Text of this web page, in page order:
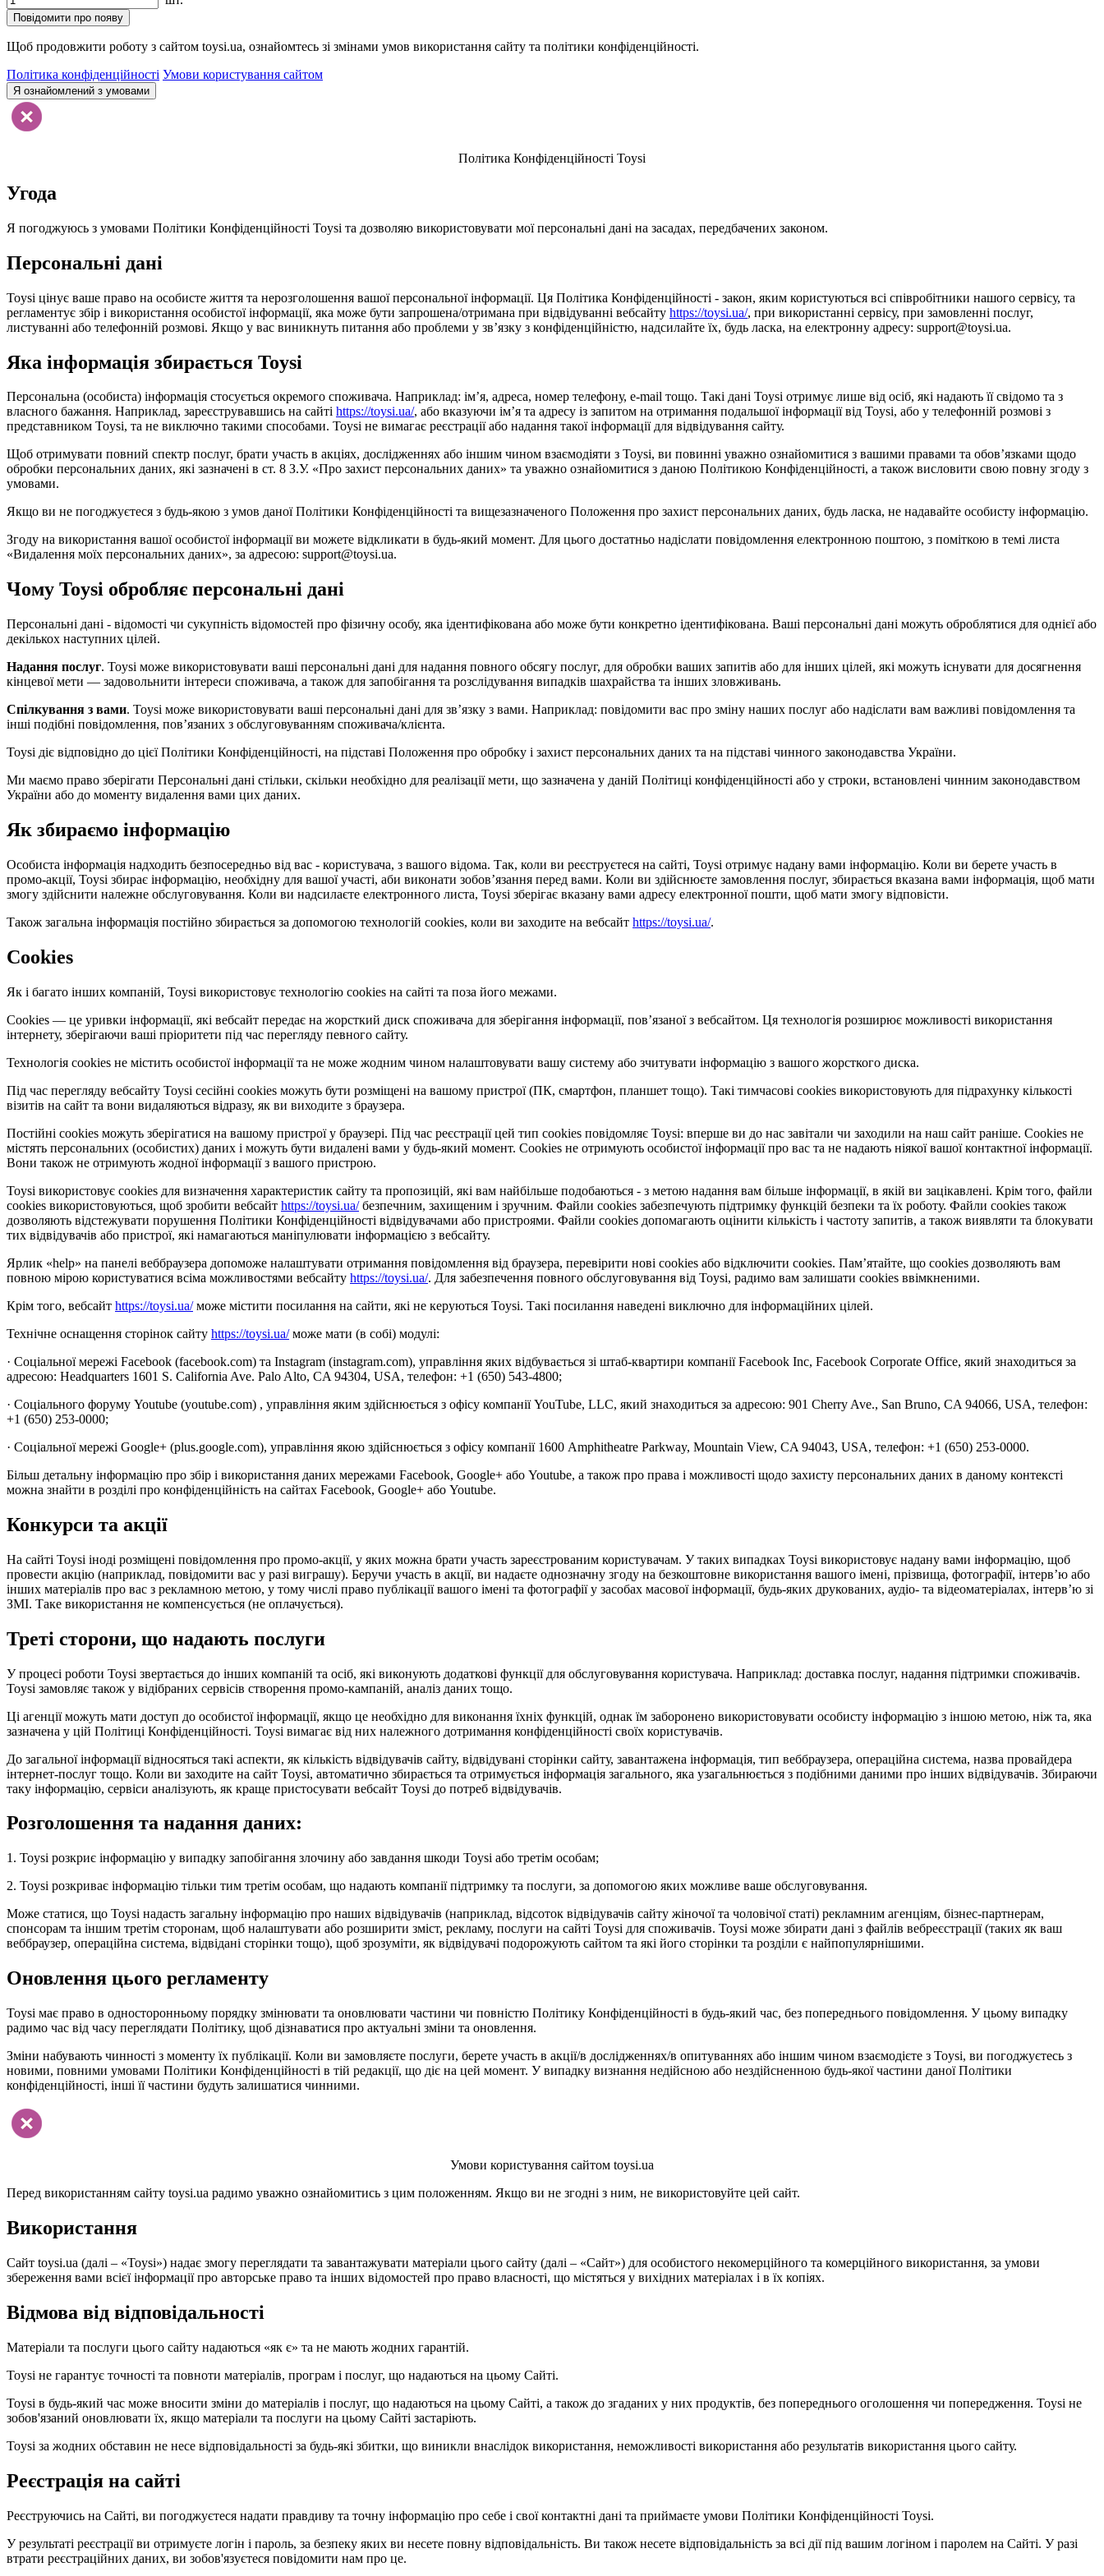
Повідомити про появу
Щоб продовжити роботу з сайтом toysi.ua, ознайомтесь зі змінами умов використання сайту та політики конфіденційності.
Політика конфіденційності Умови користування сайтом
Я ознайомлений з умовами
Політика Конфіденційності Toysi
Угода
Я погоджуюсь з умовами Політики Конфіденційності Toysi та дозволяю використовувати мої персональні дані на засадах, передбачених законом.
Персональні дані
Toysi цінує ваше право на особисте життя та нерозголошення вашої персональної інформації. Ця Політика Конфіденційності - закон, яким користуються всі співробітники нашого сервісу, та
регламентує збір і використання особистої інформації, яка може бути запрошена/отримана при відвідуванні вебсайту https://toysi.ua/, при використанні сервісу, при замовленні послуг,
листуванні або телефонній розмові. Якщо у вас виникнуть питання або проблеми у зв’язку з конфіденційністю, надсилайте їх, будь ласка, на електронну адресу: support@toysi.ua.
Яка інформація збирається Toysi
Персональна (особиста) інформація стосується окремого споживача. Наприклад: ім’я, адреса, номер телефону, e-mail тощо. Такі дані Toysi отримує лише від осіб, які надають її свідомо та з
власного бажання. Наприклад, зареєструвавшись на сайті https://toysi.ua/, або вказуючи ім’я та адресу із запитом на отримання подальшої інформації від Toysi, або у телефонній розмові з
представником Toysi, та не виключно такими способами. Toysi не вимагає реєстрації або надання такої інформації для відвідування сайту.
Щоб отримувати повний спектр послуг, брати участь в акціях, дослідженнях або іншим чином взаємодіяти з Toysi, ви повинні уважно ознайомитися з вашими правами та обов’язками щодо
обробки персональних даних, які зазначені в ст. 8 З.У. «Про захист персональних даних» та уважно ознайомитися з даною Політикою Конфіденційності, а також висловити свою повну згоду з
умовами.
Якщо ви не погоджуєтеся з будь-якою з умов даної Політики Конфіденційності та вищезазначеного Положення про захист персональних даних, будь ласка, не надавайте особисту інформацію.
Згоду на використання вашої особистої інформації ви можете відкликати в будь-який момент. Для цього достатньо надіслати повідомлення електронною поштою, з поміткою в темі листа
«Видалення моїх персональних даних», за адресою: support@toysi.ua.
Чому Toysi обробляє персональні дані
Персональні дані - відомості чи сукупність відомостей про фізичну особу, яка ідентифікована або може бути конкретно ідентифікована. Ваші персональні дані можуть оброблятися для однієї або
декількох наступних цілей.
Надання послуг. Toysi може використовувати ваші персональні дані для надання повного обсягу послуг, для обробки ваших запитів або для інших цілей, які можуть існувати для досягнення
кінцевої мети — задовольнити інтереси споживача, а також для запобігання та розслідування випадків шахрайства та інших зловживань.
Спілкування з вами. Toysi може використовувати ваші персональні дані для зв’язку з вами. Наприклад: повідомити вас про зміну наших послуг або надіслати вам важливі повідомлення та
інші подібні повідомлення, пов’язаних з обслуговуванням споживача/клієнта.
Toysi діє відповідно до цієї Політики Конфіденційності, на підставі Положення про обробку і захист персональних даних та на підставі чинного законодавства України.
Ми маємо право зберігати Персональні дані стільки, скільки необхідно для реалізації мети, що зазначена у даній Політиці конфіденційності або у строки, встановлені чинним законодавством
України або до моменту видалення вами цих даних.
Як збираємо інформацію
Особиста інформація надходить безпосередньо від вас - користувача, з вашого відома. Так, коли ви реєструєтеся на сайті, Toysi отримує надану вами інформацію. Коли ви берете участь в
промо-акції, Toysi збирає інформацію, необхідну для вашої участі, аби виконати зобов’язання перед вами. Коли ви здійснюєте замовлення послуг, збирається вказана вами інформація, щоб мати
змогу здійснити належне обслуговування. Коли ви надсилаєте електронного листа, Toysi зберігає вказану вами адресу електронної пошти, щоб мати змогу відповісти.
Також загальна інформація постійно збирається за допомогою технологій cookies, коли ви заходите на вебсайт https://toysi.ua/.
Cookies
Як і багато інших компаній, Toysi використовує технологію cookies на сайті та поза його межами.
Cookies — це уривки інформації, які вебсайт передає на жорсткий диск споживача для зберігання інформації, пов’язаної з вебсайтом. Ця технологія розширює можливості використання
інтернету, зберігаючи ваші пріоритети під час перегляду певного сайту.
Технологія cookies не містить особистої інформації та не може жодним чином налаштовувати вашу систему або зчитувати інформацію з вашого жорсткого диска.
Під час перегляду вебсайту Toysi сесійні cookies можуть бути розміщені на вашому пристрої (ПК, смартфон, планшет тощо). Такі тимчасові cookies використовують для підрахунку кількості
візитів на сайт та вони видаляються відразу, як ви виходите з браузера.
Постійні cookies можуть зберігатися на вашому пристрої у браузері. Під час реєстрації цей тип cookies повідомляє Toysi: вперше ви до нас завітали чи заходили на наш сайт раніше. Cookies не
містять персональних (особистих) даних і можуть бути видалені вами у будь-який момент. Сookies не отримують особистої інформації про вас та не надають ніякої вашої контактної інформації.
Вони також не отримують жодної інформації з вашого пристрою.
Toysi використовує cookies для визначення характеристик сайту та пропозицій, які вам найбільше подобаються - з метою надання вам більше інформації, в якій ви зацікавлені. Крім того, файли
cookies використовуються, щоб зробити вебсайт https://toysi.ua/безпечним, захищеним і зручним. Файли cookies забезпечують підтримку функцій безпеки та їх роботу. Файли cookies також
дозволяють відстежувати порушення Політики Конфіденційності відвідувачами або пристроями. Файли cookies допомагають оцінити кількість і частоту запитів, а також виявляти та блокувати
тих відвідувачів або пристрої, які намагаються маніпулювати інформацією з вебсайту.
Ярлик «help» на панелі веббраузера допоможе налаштувати отримання повідомлення від браузера, перевірити нові cookies або відключити cookies. Пам’ятайте, що cookies дозволяють вам
повною мірою користуватися всіма можливостями вебсайту https://toysi.ua/. Для забезпечення повного обслуговування від Toysi, радимо вам залишати cookies ввімкненими.
Крім того, вебсайт https://toysi.ua/може містити посилання на сайти, які не керуються Toysi. Такі посилання наведені виключно для інформаційних цілей.
Технічне оснащення сторінок сайту https://toysi.ua/може мати (в собі) модулі:
· Соціальної мережі Facebook (facebook.com) та Instagram (instagram.com), управління яких відбувається зі штаб-квартири компанії Facebook Inc, Facebook Corporate Office, який знаходиться за
адресою: Headquarters 1601 S. California Ave. Palo Alto, CA 94304, USA, телефон: +1 (650) 543-4800;
· Соціального форуму Youtube (youtube.com) , управління яким здійснюється з офісу компанії YouTube, LLC, який знаходиться за адресою: 901 Cherry Ave., San Bruno, CA 94066, USA, телефон:
+1 (650) 253-0000;
· Соціальної мережі Google+ (plus.google.com), управління якою здійснюється з офісу компанії 1600 Amphitheatre Parkway, Mountain View, CA 94043, USA, телефон: +1 (650) 253-0000.
Більш детальну інформацію про збір і використання даних мережами Facebook, Google+ або Youtube, а також про права і можливості щодо захисту персональних даних в даному контексті
можна знайти в розділі про конфіденційність на сайтах Facebook, Google+ або Youtube.
Конкурси та акції
На сайті Toysi іноді розміщені повідомлення про промо-акції, у яких можна брати участь зареєстрованим користувачам. У таких випадках Toysi використовує надану вами інформацію, щоб
провести акцію (наприклад, повідомити вас у разі виграшу). Беручи участь в акції, ви надаєте однозначну згоду на безкоштовне використання вашого імені, прізвища, фотографії, інтерв’ю або
інших матеріалів про вас з рекламною метою, у тому числі право публікації вашого імені та фотографії у засобах масової інформації, будь-яких друкованих, аудіо- та відеоматеріалах, інтерв’ю зі
ЗМІ. Таке використання не компенсується (не оплачується).
Треті сторони, що надають послуги
У процесі роботи Toysi звертається до інших компаній та осіб, які виконують додаткові функції для обслуговування користувача. Наприклад: доставка послуг, надання підтримки споживачів.
Toysi замовляє також у відібраних сервісів створення промо-кампаній, аналіз даних тощо.
Ці агенції можуть мати доступ до особистої інформації, якщо це необхідно для виконання їхніх функцій, однак їм заборонено використовувати особисту інформацію з іншою метою, ніж та, яка
зазначена у цій Політиці Конфіденційності. Toysi вимагає від них належного дотримання конфіденційності своїх користувачів.
До загальної інформації відносяться такі аспекти, як кількість відвідувачів сайту, відвідувані сторінки сайту, завантажена інформація, тип веббраузера, операційна система, назва провайдера
інтернет-послуг тощо. Коли ви заходите на сайт Toysi, автоматично збирається та отримується інформація загального, яка узагальнюється з подібними даними про інших відвідувачів. Збираючи
таку інформацію, сервіси аналізують, як краще пристосувати вебсайт Toysi до потреб відвідувачів.
Розголошення та надання даних:
1. Toysi розкриє інформацію у випадку запобігання злочину або завдання шкоди Toysi або третім особам;
2. Toysi розкриває інформацію тільки тим третім особам, що надають компанії підтримку та послуги, за допомогою яких можливе ваше обслуговування.
Може статися, що Toysi надасть загальну інформацію про наших відвідувачів (наприклад, відсоток відвідувачів сайту жіночої та чоловічої статі) рекламним агенціям, бізнес-партнерам,
спонсорам та іншим третім сторонам, щоб налаштувати або розширити зміст, рекламу, послуги на сайті Toysi для споживачів. Toysi може збирати дані з файлів вебреєстрації (таких як ваш
веббраузер, операційна система, відвідані сторінки тощо), щоб зрозуміти, як відвідувачі подорожують сайтом та які його сторінки та розділи є найпопулярнішими.
Оновлення цього регламенту
Toysi має право в односторонньому порядку змінювати та оновлювати частини чи повністю Політику Конфіденційності в будь-який час, без попереднього повідомлення. У цьому випадку
радимо час від часу переглядати Політику, щоб дізнаватися про актуальні зміни та оновлення.
Зміни набувають чинності з моменту їх публікації. Коли ви замовляєте послуги, берете участь в акції/в дослідженнях/в опитуваннях або іншим чином взаємодієте з Toysi, ви погоджуєтесь з
новими, повними умовами Політики Конфіденційності в тій редакції, що діє на цей момент. У випадку визнання недійсною або нездійсненною будь-якої частини даної Політики
конфіденційності, інші її частини будуть залишатися чинними.
Умови користування сайтом toysi.ua
Перед використанням сайту toysi.ua радимо уважно ознайомитись з цим положенням. Якщо ви не згодні з ним, не використовуйте цей сайт.
Використання
Сайт toysi.ua (далі – «Toysi») надає змогу переглядати та завантажувати матеріали цього сайту (далі – «Сайт») для особистого некомерційного та комерційного використання, за умови
збереження вами всієї інформації про авторське право та інших відомостей про право власності, що містяться у вихідних матеріалах і в їх копіях.
Відмова від відповідальності
Матеріали та послуги цього сайту надаються «як є» та не мають жодних гарантій.
Toysi не гарантує точності та повноти матеріалів, програм і послуг, що надаються на цьому Сайті.
Toysi в будь-який час може вносити зміни до матеріалів і послуг, що надаються на цьому Сайті, а також до згаданих у них продуктів, без попереднього оголошення чи попередження. Toysi не
зобов'язаний оновлювати їх, якщо матеріали та послуги на цьому Сайті застаріють.
Toysi за жодних обставин не несе відповідальності за будь-які збитки, що виникли внаслідок використання, неможливості використання або результатів використання цього сайту.
Реєстрація на сайті
Реєструючись на Сайті, ви погоджуєтеся надати правдиву та точну інформацію про себе і свої контактні дані та приймаєте умови Політики Конфіденційності Toysi.
У результаті реєстрації ви отримуєте логін і пароль, за безпеку яких ви несете повну відповідальність. Ви також несете відповідальність за всі дії під вашим логіном і паролем на Сайті. У разі
втрати реєстраційних даних, ви зобов'язуєтеся повідомити нам про це.